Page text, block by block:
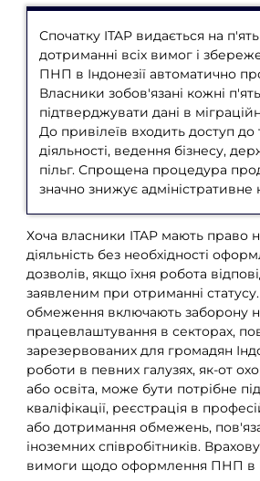
Спочатку ITAP видається на
дотриманні всіх вимог і
ПНП в Індонезії автоматично
Власники зобов'язані кожні
підтверджувати дані в
До привілеїв входить доступ до
діяльності, ведення бізнесу,
пільг. Спрощена процедура
значно знижує адміністративне
Хоча власники ITAP мають право
діяльність без необхідності
дозволів, якщо їхня робота
заявленим при отриманні
обмеження включають заборону
працевлаштування в секторах,
зарезервованих для громадян
роботи в певних галузях, як-от
або освіта, може бути потрібне
кваліфікації, реєстрація в
або дотримання обмежень,
іноземних співробітників.
вимоги щодо оформлення ПНП в